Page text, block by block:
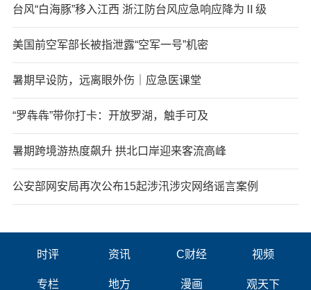
台风“白海豚”移入江西 浙江防台风应急响应降为Ⅱ级
美国前空军部长被指泄露“空军一号”机密
暑期早设防，远离眼外伤｜应急医课堂
“罗犇犇”带你打卡：开放罗湖，触手可及
暑期跨境游热度飙升 拱北口岸迎来客流高峰
公安部网安局再次公布15起涉汛涉灾网络谣言案例
时评 资讯 C财经 视频
专栏 地方 漫画 观天下